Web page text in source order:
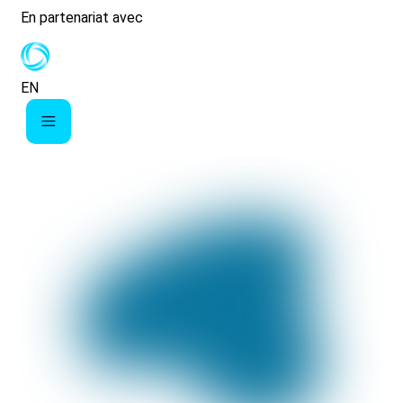
En partenariat avec
EN